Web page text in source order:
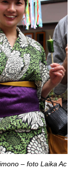
– foto Laika Ac